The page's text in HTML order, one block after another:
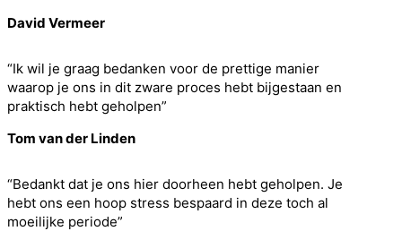
David Vermeer
“Ik wil je graag bedanken voor de prettige manier
waarop je ons in dit zware proces hebt bijgestaan en
praktisch hebt geholpen”
Tom van der Linden
“Bedankt dat je ons hier doorheen hebt geholpen. Je
hebt ons een hoop stress bespaard in deze toch al
moeilijke periode”